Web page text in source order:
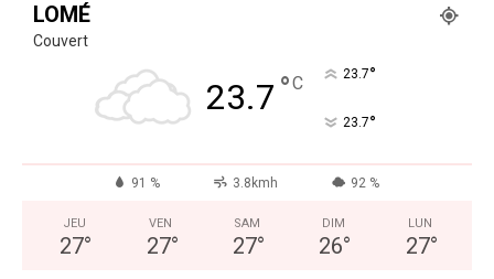
LOMÉ
Couvert
23.7 °C 23.7°
23.7°
91 % 3.8kmh 92 %
JEU
27°
VEN
27°
SAM
27°
DIM
26°
LUN
27°